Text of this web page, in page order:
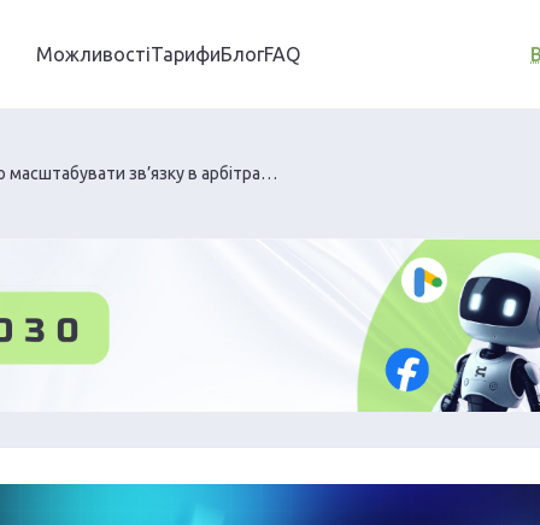
МожливостіТарифиБлогFAQ
Як правильно масштабувати зв’язку в арбітражі трафіку з flexcard